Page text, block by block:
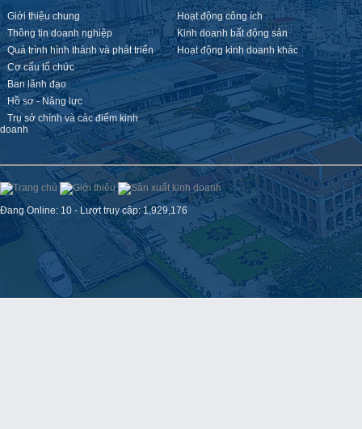
Giới thiệu chung
Thông tin doanh nghiệp
Quá trình hình thành và phát triển
Cơ cấu tổ chức
Ban lãnh đạo
Hồ sơ - Năng lực
Trụ sở chính và các điểm kinh
doanh
Hoạt động công ích
Kinh doanh bất động sản
Hoạt động kinh doanh khác
Đang Online: 10 - Lượt truy cập: 1,929,176